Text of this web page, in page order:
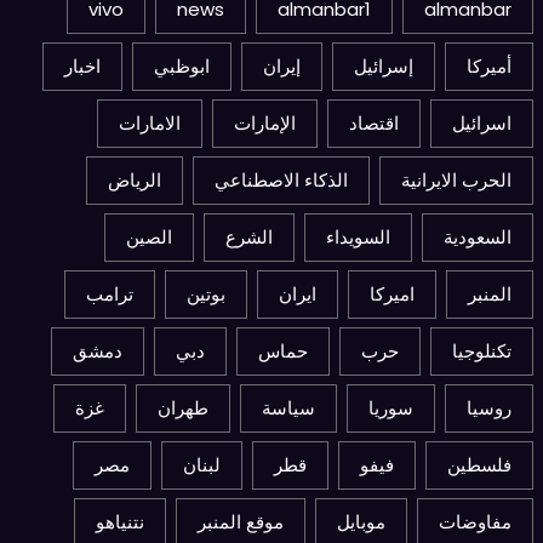
almanbar
almanbar1
news
vivo
أميركا إسرائيل إيران ابوظبي اخبار
اسرائيل اقتصاد الإمارات الامارات
الحرب الايرانية الذكاء الاصطناعي الرياض
السعودية السويداء الشرع الصين
المنبر اميركا ايران بوتين ترامب
تكنلوجيا حرب حماس دبي دمشق
روسيا سوريا سياسة طهران غزة
فلسطين فيفو قطر لبنان مصر
مفاوضات موبايل موقع المنبر نتنياهو